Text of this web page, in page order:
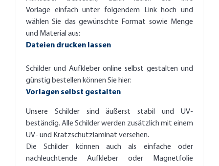
Vorlage einfach unter folgendem Link hoch und
wählen Sie das gewünschte Format sowie Menge
und Material aus:
Dateien drucken lassen
Schilder und Aufkleber online selbst gestalten und
günstig bestellen können Sie hier:
Vorlagen selbst gestalten
Unsere Schilder sind äußerst stabil und UV-
beständig. Alle Schilder werden zusätzlich mit einem
UV- und Kratzschutzlaminat versehen.
Die Schilder können auch als einfache oder
nachleuchtende Aufkleber oder Magnetfolie